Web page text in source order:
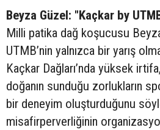
Beyza Güzel: "Kaçkar by
Milli patika dağ koşucusu
UTMB’nin yalnızca bir yarış
Kaçkar Dağları’nda yüksek
doğanın sunduğu zorlukların
bir deneyim oluşturduğunu
misafirperverliğinin